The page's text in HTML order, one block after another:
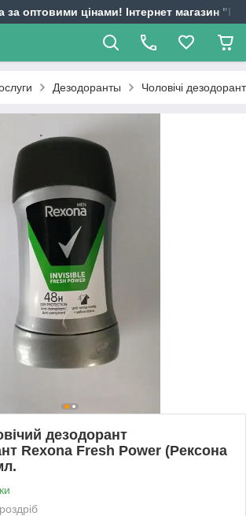
за оптовими цінами! Інтернет магазин
Дезодоранты Чоловічі
дезодорант
Rexona Fresh Power (Рексона